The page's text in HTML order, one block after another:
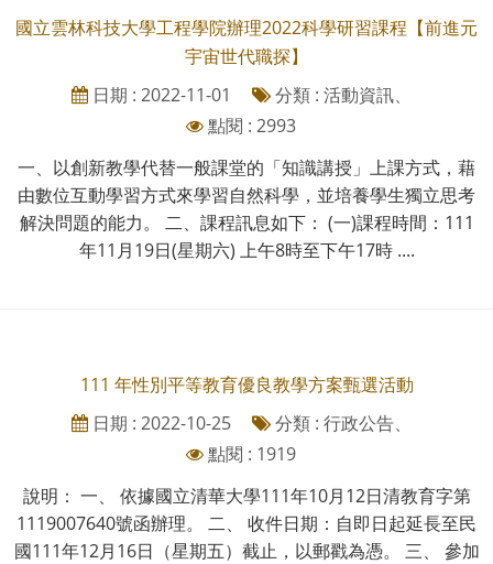
國立雲林科技大學工程學院辦理2022科學研習課程【前進元
宇宙世代職探】
日期 : 2022-11-01
分類 : 活動資訊、
點閱 : 2993
一、以創新教學代替一般課堂的「知識講授」上課方式，藉
由數位互動學習方式來學習自然科學，並培養學生獨立思考
解決問題的能力。 二、課程訊息如下： (一)課程時間：111
年11月19日(星期六) 上午8時至下午17時 ....
111 年性別平等教育優良教學方案甄選活動
日期 : 2022-10-25
分類 : 行政公告、
點閱 : 1919
說明： 一、 依據國立清華大學111年10月12日清教育字第
1119007640號函辦理。 二、 收件日期：自即日起延長至民
國111年12月16日（星期五）截止，以郵戳為憑。 三、 參加